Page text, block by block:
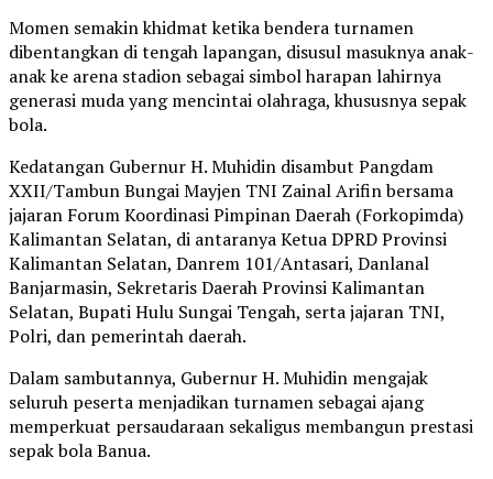
Momen semakin khidmat ketika bendera turnamen
dibentangkan di tengah lapangan, disusul masuknya anak-
anak ke arena stadion sebagai simbol harapan lahirnya
generasi muda yang mencintai olahraga, khususnya sepak
bola.
Kedatangan Gubernur H. Muhidin disambut Pangdam
XXII/Tambun Bungai Mayjen TNI Zainal Arifin bersama
jajaran Forum Koordinasi Pimpinan Daerah (Forkopimda)
Kalimantan Selatan, di antaranya Ketua DPRD Provinsi
Kalimantan Selatan, Danrem 101/Antasari, Danlanal
Banjarmasin, Sekretaris Daerah Provinsi Kalimantan
Selatan, Bupati Hulu Sungai Tengah, serta jajaran TNI,
Polri, dan pemerintah daerah.
Dalam sambutannya, Gubernur H. Muhidin mengajak
seluruh peserta menjadikan turnamen sebagai ajang
memperkuat persaudaraan sekaligus membangun prestasi
sepak bola Banua.